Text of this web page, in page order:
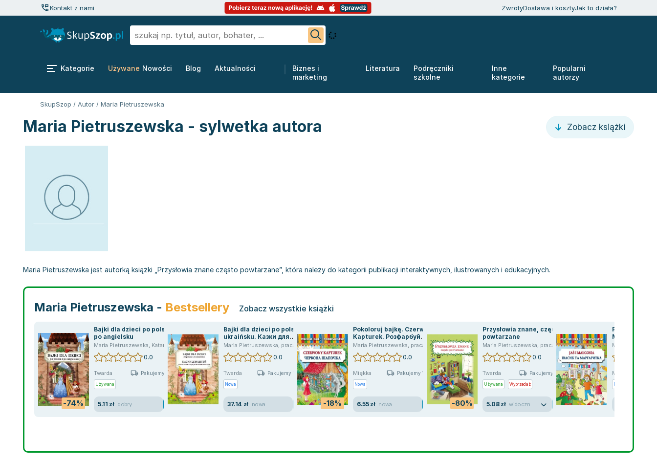
Kontakt z nami ZwrotyDostawa i kosztyJak to działa?
Kategorie Używane Nowości Blog Aktualności
Biznes i
marketing
Literatura
Podręczniki
szkolne
Inne
kategorie
Popularni
autorzy
SkupSzop / Autor / Maria Pietruszewska
Maria Pietruszewska - sylwetka autora Zobacz książki
Maria Pietruszewska jest autorką książki „Przysłowia znane często powtarzane”, która należy do kategorii publikacji interaktywnych, ilustrowanych i edukacyjnych.
Maria Pietruszewska - Bestsellery Zobacz wszystkie książki
-74%
Bajki dla dzieci po polsku i
po angielsku
Maria Pietruszewska, Katarzyna Piechocka-Empel
0.0
Twarda Pakujemy jutro
Używana
5.11 zł dobry
Bajki dla dzieci po polsku i
ukraińsku. Казки для
дітей польською та
українською мовами
Maria Pietruszewska, praca zbiorowa
0.0
Twarda Pakujemy 10.08
Nowa
37.14 zł nowa -18%
Pokoloruj bajkę. Czerwony
Kapturek. Розфарбуй
казку. Червона Шапочка
Maria Pietruszewska, praca zbiorowa
0.0
Miękka Pakujemy 10.08
Nowa
6.55 zł nowa -80%
Przysłowia znane, często
powtarzane
Maria Pietruszewska, praca zbiorowa
0.0
Twarda Pakujemy jutro
Używana Wyprzedaż
5.08 zł
Pokoloruj
Małgosia.
казку. Івасик
Maria
Miękka
Nowa